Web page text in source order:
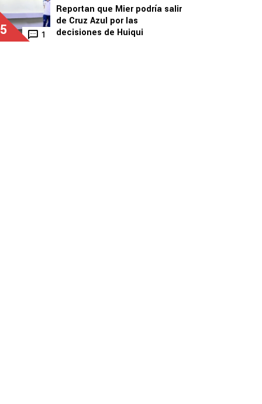
5 1
Reportan que Mier podría salir
de Cruz Azul por las
decisiones de Huiqui